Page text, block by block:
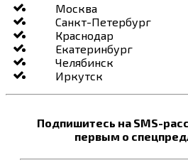
Москва
Санкт-Петербург
Краснодар
Екатеринбург
Челябинск
Иркутск
Подпишитесь на SMS-
первым о